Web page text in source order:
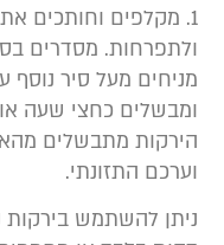
1. מקלפים וחותכים את
מסדרים
מעל סיר נוסף עם
כחצי שעה או עד
מתבשלים
התזונתי.